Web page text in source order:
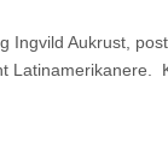
Ingvild Aukrust,